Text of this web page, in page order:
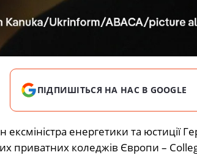
ПІДПИШІТЬСЯ НА НАС В GOOGLE
ексміністра енергетики та
приватних коледжів Європи –